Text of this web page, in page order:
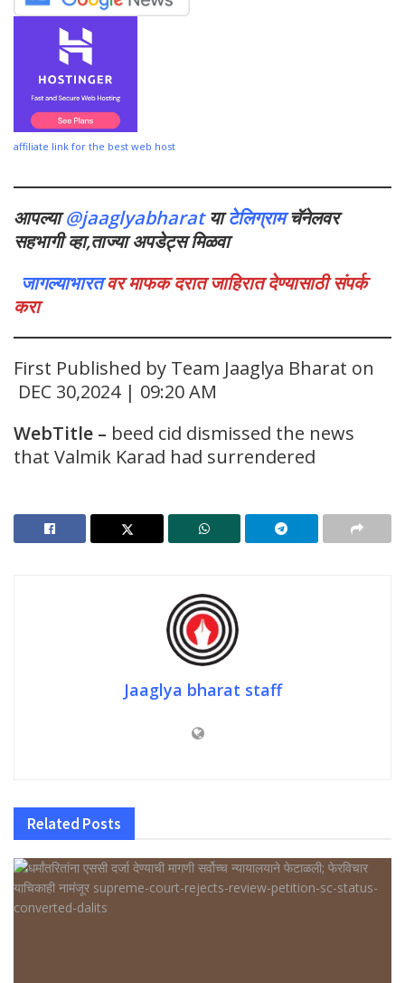
affiliate link for the best web host
आपल्या@jaaglyabharatयाटेलिग्रामचॅनेलवर
सहभागी व्हा,ताज्या अपडेट्स मिळवा
जागल्याभारतवर माफक दरात जाहिरात देण्यासाठी संपर्क
करा
First Published by Team Jaaglya Bharat on
DEC 30,2024 | 09:20 AM
WebTitle – beed cid dismissed the news
that Valmik Karad had surrendered
Jaaglya bharat staff
Related Posts